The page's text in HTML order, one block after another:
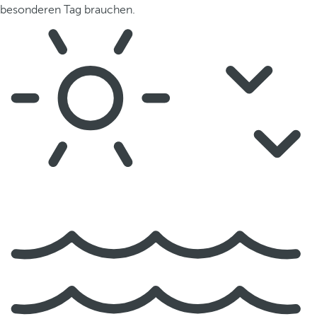
besonderen Tag brauchen.